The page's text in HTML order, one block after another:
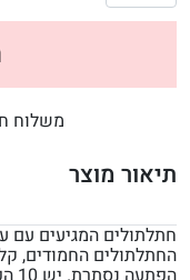
משלוח
תיאור מוצר
חתלתולים המגיעים עם
החתלתולים החמודים,